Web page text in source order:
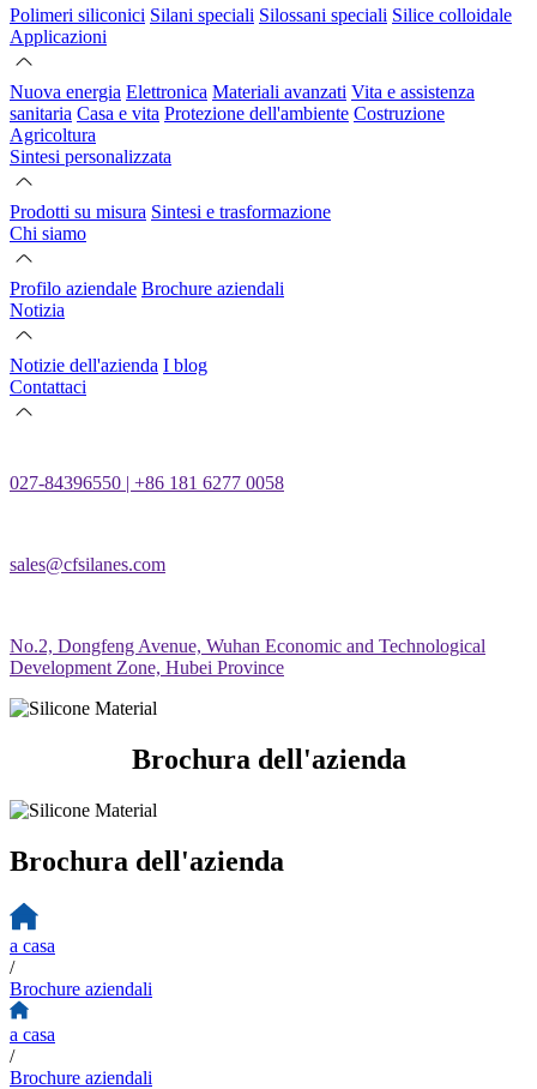
Polimeri siliconici Silani speciali Silossani speciali Silice colloidale
Applicazioni
Nuova energia Elettronica Materiali avanzati Vita e assistenza
sanitaria Casa e vita Protezione dell'ambiente Costruzione
Agricoltura
Sintesi personalizzata
Prodotti su misura Sintesi e trasformazione
Chi siamo
Profilo aziendale Brochure aziendali
Notizia
Notizie dell'azienda I blog
Contattaci
027-84396550 | +86 181 6277 0058
sales@cfsilanes.com
No.2, Dongfeng Avenue, Wuhan Economic and Technological
Development Zone, Hubei Province
Brochura dell'azienda
Brochura dell'azienda
a casa
/
Brochure aziendali
a casa
/
Brochure aziendali